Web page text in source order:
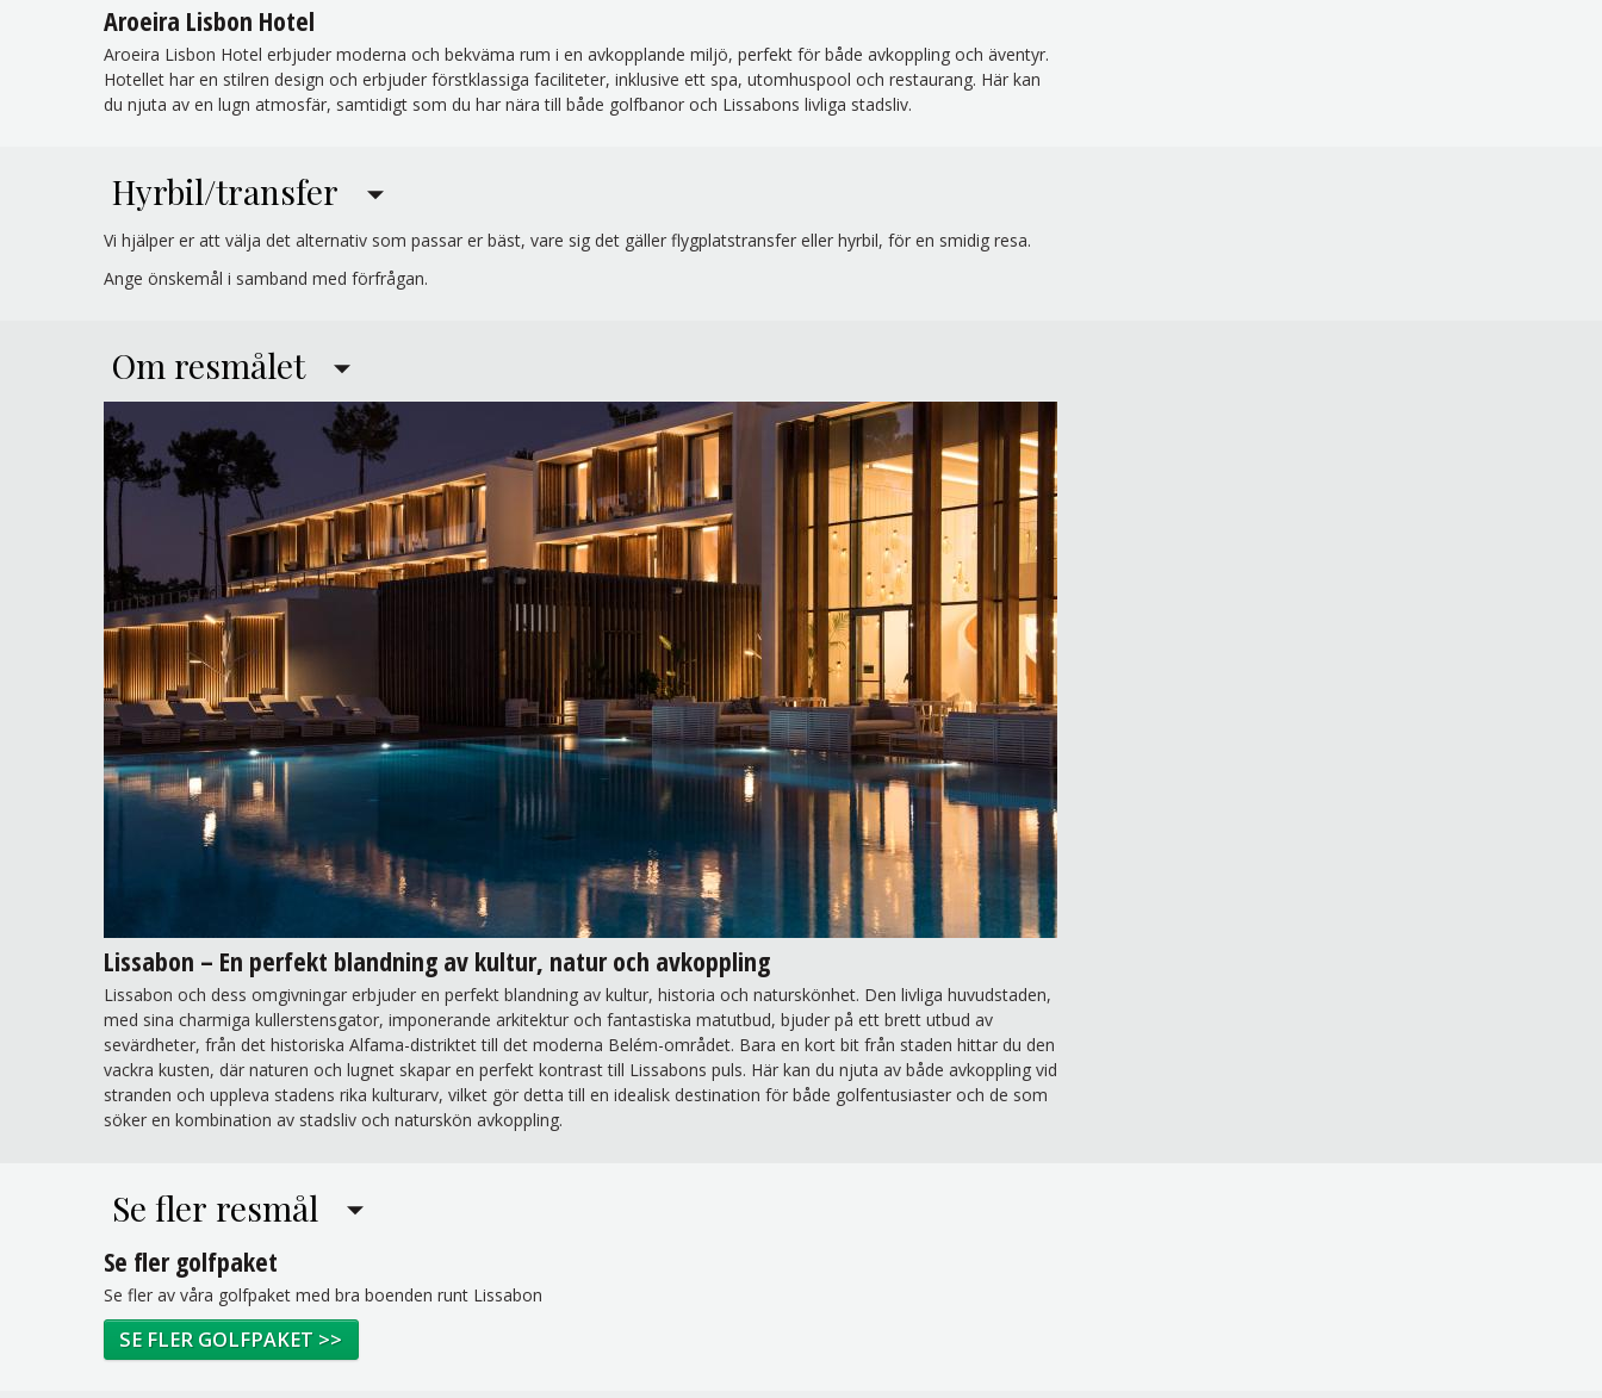
Aroeira Lisbon Hotel
Aroeira Lisbon Hotel erbjuder moderna och bekväma rum i en avkopplande miljö, perfekt för både avkoppling och äventyr.
Hotellet har en stilren design och erbjuder förstklassiga faciliteter, inklusive ett spa, utomhuspool och restaurang. Här kan
du njuta av en lugn atmosfär, samtidigt som du har nära till både golfbanor och Lissabons livliga stadsliv.
Hyrbil/transfer
Vi hjälper er att välja det alternativ som passar er bäst, vare sig det gäller flygplatstransfer eller hyrbil, för en smidig resa.
Ange önskemål i samband med förfrågan.
Om resmålet
Lissabon – En perfekt blandning av kultur, natur och avkoppling
Lissabon och dess omgivningar erbjuder en perfekt blandning av kultur, historia och naturskönhet. Den livliga huvudstaden,
med sina charmiga kullerstensgator, imponerande arkitektur och fantastiska matutbud, bjuder på ett brett utbud av
sevärdheter, från det historiska Alfama-distriktet till det moderna Belém-området. Bara en kort bit från staden hittar du den
vackra kusten, där naturen och lugnet skapar en perfekt kontrast till Lissabons puls. Här kan du njuta av både avkoppling vid
stranden och uppleva stadens rika kulturarv, vilket gör detta till en idealisk destination för både golfentusiaster och de som
söker en kombination av stadsliv och naturskön avkoppling.
Se fler resmål
Se fler golfpaket
Se fler av våra golfpaket med bra boenden runt Lissabon
SE FLER GOLFPAKET >>